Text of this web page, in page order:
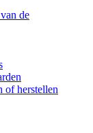
de
of herstellen